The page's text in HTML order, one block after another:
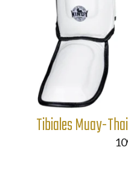
Tibiales Muay-